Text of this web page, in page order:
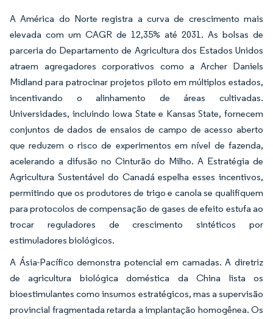
A América do Norte registra a curva de crescimento mais
elevada com um CAGR de 12,35% até 2031. As bolsas de
parceria do Departamento de Agricultura dos Estados Unidos
atraem agregadores corporativos como a Archer Daniels
Midland para patrocinar projetos piloto em múltiplos estados,
incentivando o alinhamento de áreas cultivadas.
Universidades, incluindo Iowa State e Kansas State, fornecem
conjuntos de dados de ensaios de campo de acesso aberto
que reduzem o risco de experimentos em nível de fazenda,
acelerando a difusão no Cinturão do Milho. A Estratégia de
Agricultura Sustentável do Canadá espelha esses incentivos,
permitindo que os produtores de trigo e canola se qualifiquem
para protocolos de compensação de gases de efeito estufa ao
trocar reguladores de crescimento sintéticos por
estimuladores biológicos.
A Ásia-Pacífico demonstra potencial em camadas. A diretriz
de agricultura biológica doméstica da China lista os
bioestimulantes como insumos estratégicos, mas a supervisão
provincial fragmentada retarda a implantação homogênea. Os